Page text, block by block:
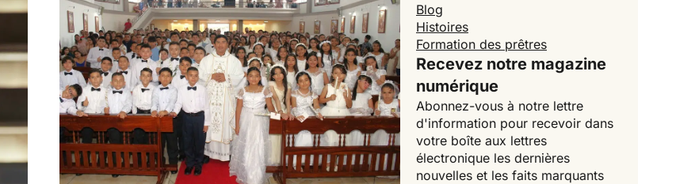
Blog
Histoires
Formation des prêtres
Recevez notre magazine
numérique
Abonnez-vous à notre lettre
d'information pour recevoir dans
votre boîte aux lettres
électronique les dernières
nouvelles et les faits marquants